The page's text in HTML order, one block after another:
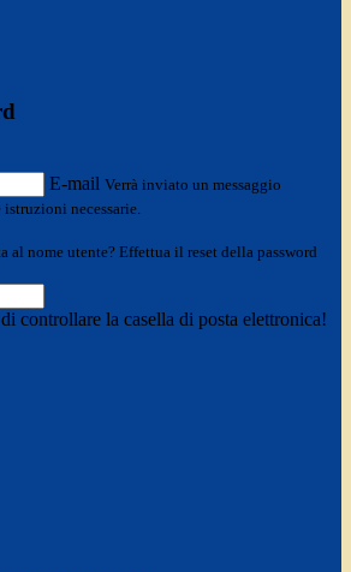
E-mail Verrà inviato un messaggio
necessarie.
al nome utente? Effettua il reset della password
controllare la casella di posta elettronica!